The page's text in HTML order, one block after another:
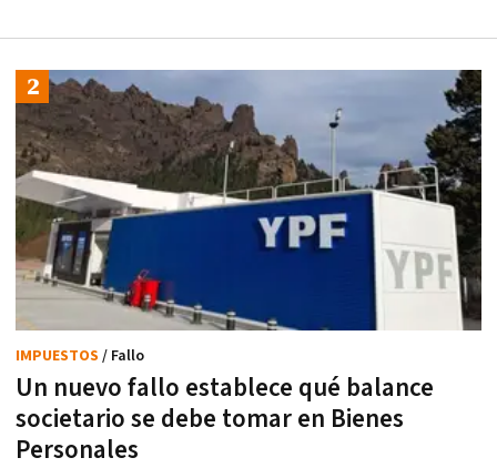
Un nuevo fallo establece qué balance
societario se debe tomar en Bienes
Personales
IMPUESTOS / Fallo